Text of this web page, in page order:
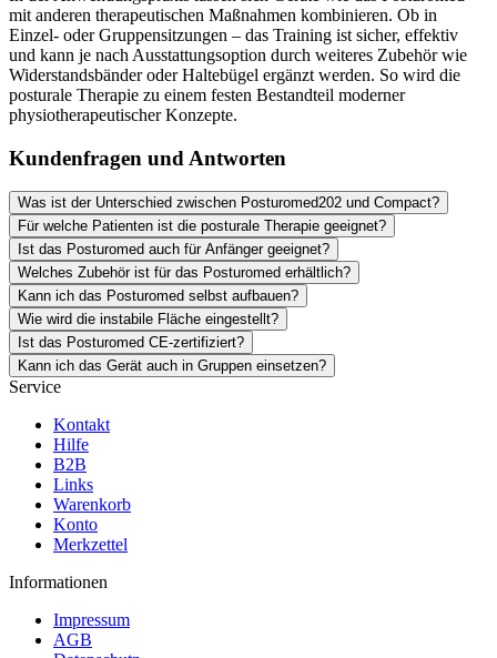
mit anderen therapeutischen Maßnahmen kombinieren. Ob in
Einzel- oder Gruppensitzungen – das Training ist sicher, effektiv
und kann je nach Ausstattungsoption durch weiteres Zubehör wie
Widerstandsbänder oder Haltebügel ergänzt werden. So wird die
posturale Therapie zu einem festen Bestandteil moderner
physiotherapeutischer Konzepte.
Kundenfragen und Antworten
Was ist der Unterschied zwischen Posturomed202 und Compact?
Für welche Patienten ist die posturale Therapie geeignet?
Ist das Posturomed auch für Anfänger geeignet?
Welches Zubehör ist für das Posturomed erhältlich?
Kann ich das Posturomed selbst aufbauen?
Wie wird die instabile Fläche eingestellt?
Ist das Posturomed CE-zertifiziert?
Kann ich das Gerät auch in Gruppen einsetzen?
Service
Kontakt
Hilfe
B2B
Links
Warenkorb
Konto
Merkzettel
Informationen
Impressum
AGB